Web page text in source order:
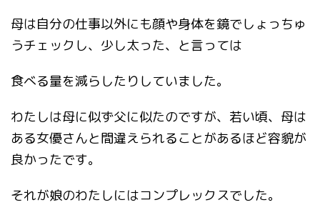
母は自分の仕事以外にも顔や身体を鏡でしょっちゅ
うチェックし、少し太った、と言っては
食べる量を減らしたりしていました。
わたしは母に似ず父に似たのですが、若い頃、母は
ある女優さんと間違えられることがあるほど容貌が
良かったです。
それが娘のわたしにはコンプレックスでした。